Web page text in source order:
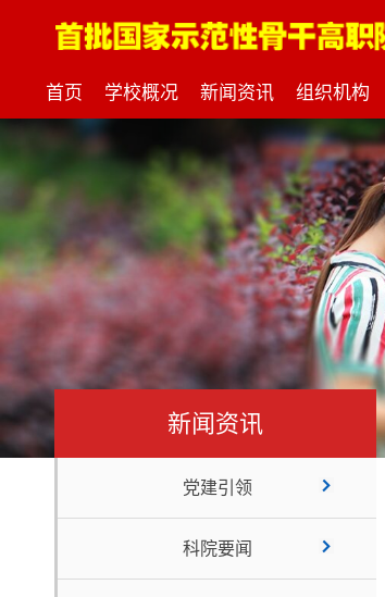
首页 学校概况 新闻资讯 组织机构
新闻资讯
党建引领
科院要闻